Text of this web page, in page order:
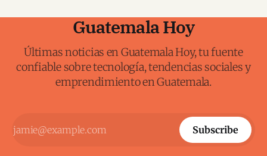
Guatemala Hoy
Últimas noticias en Guatemala Hoy, tu fuente
confiable sobre tecnología, tendencias sociales y
emprendimiento en Guatemala.
Subscribe